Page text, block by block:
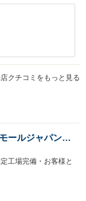
クチコミをもっと見る
ＡＵＴＯ ＭＡＬＬ ＪＡＰＡＮ オートモールジャパン株式会社
工場完備・お客様と